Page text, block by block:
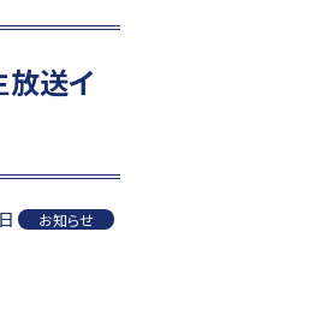
放送イ
お知らせ